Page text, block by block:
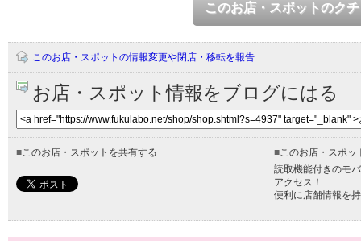
このお店・スポットのク
このお店・スポットの情報変更や閉店・移転を報告
お店・スポット情報をブログにはる
■このお店・スポットを共有する ■このお店・スポッ
読取機能付きのモ
アクセス！
便利に店舗情報を